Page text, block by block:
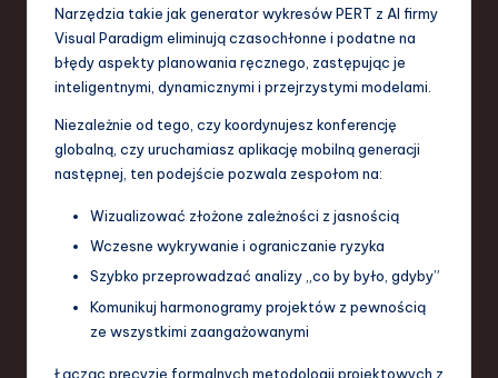
Narzędzia takie jak generator wykresów PERT z AI firmy
Visual Paradigm eliminują czasochłonne i podatne na
błędy aspekty planowania ręcznego, zastępując je
inteligentnymi, dynamicznymi i przejrzystymi modelami.
Niezależnie od tego, czy koordynujesz konferencję
globalną, czy uruchamiasz aplikację mobilną generacji
następnej, ten podejście pozwala zespołom na:
Wizualizować złożone zależności z jasnością
Wczesne wykrywanie i ograniczanie ryzyka
Szybko przeprowadzać analizy „co by było, gdyby”
Komunikuj harmonogramy projektów z pewnością
ze wszystkimi zaangażowanymi
Łącząc precyzję formalnych metodologii projektowych z